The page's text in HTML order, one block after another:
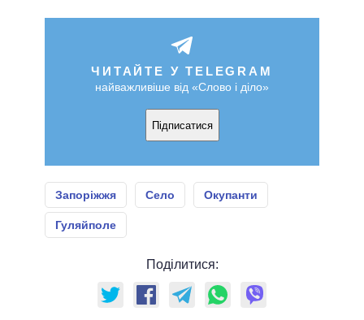
ЧИТАЙТЕ У TELEGRAM
найважливіше від «Слово і діло»
Підписатися
Запоріжжя Село Окупанти
Гуляйполе
Поділитися: